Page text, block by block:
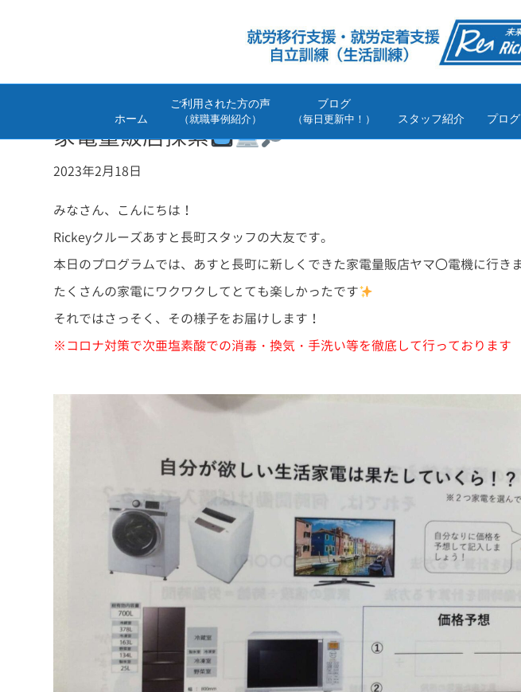
ホーム
ご利用された方の声
（就職事例紹介）
ブログ
（毎日更新中！） スタッフ紹介 プロ
家電量販店探索
2023年2月18日
みなさん、こんにちは！
Rickeyクルーズあすと長町スタッフの大友です。
本日のプログラムでは、あすと長町に新しくできた家電量販店ヤマ〇電機に行き
たくさんの家電にワクワクしてとても楽しかったです
それではさっそく、その様子をお届けします！
※コロナ対策で次亜塩素酸での消毒・換気・手洗い等を徹底して行っております